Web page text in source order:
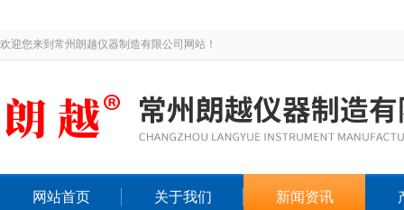
欢迎您来到常州朗越仪器制造有限公司网站！
网站首页 关于我们 新闻资讯